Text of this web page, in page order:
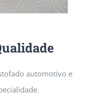
automotivo e